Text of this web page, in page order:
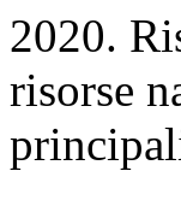
2020.
risorse